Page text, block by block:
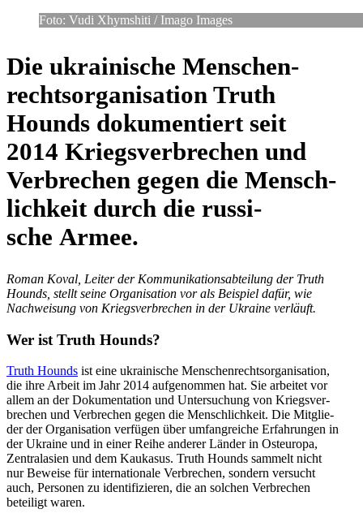
Foto: Vudi Xhyms­hiti /​ Imago Images
Die ukrai­ni­sche Men­schen­
rechts­or­ga­ni­sa­tion Truth
Hounds doku­men­tiert seit
2014 Kriegs­ver­bre­chen und
Ver­bre­chen gegen die Mensch­
lich­keit durch die rus­si­
sche Armee.
Roman Koval, Leiter der Kom­mu­ni­ka­ti­ons­ab­tei­lung der Truth
Hounds, stellt seine Orga­ni­sa­tion vor als Bei­spiel dafür, wie
Nach­wei­sung von Kriegs­ver­bre­chen in der Ukraine verläuft.
Wer ist Truth Hounds?
Truth Hounds ist eine ukrai­ni­sche Men­schen­rechts­or­ga­ni­sa­tion,
die ihre Arbeit im Jahr 2014 auf­ge­nom­men hat. Sie arbei­tet vor
allem an der Doku­men­ta­tion und Unter­su­chung von Kriegs­ver­
bre­chen und Ver­bre­chen gegen die Mensch­lich­keit. Die Mit­glie­
der der Orga­ni­sa­tion ver­fü­gen über umfang­rei­che Erfah­run­gen in
der Ukraine und in einer Reihe anderer Länder in Ost­eu­ropa,
Zen­tral­asien und dem Kau­ka­sus. Truth Hounds sammelt nicht
nur Beweise für inter­na­tio­nale Ver­bre­chen, sondern ver­sucht
auch, Per­so­nen zu iden­ti­fi­zie­ren, die an solchen Ver­bre­chen
betei­ligt waren.